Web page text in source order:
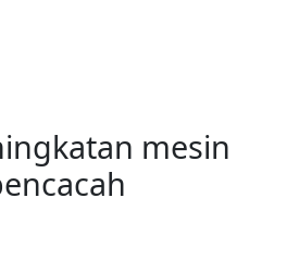
mesin